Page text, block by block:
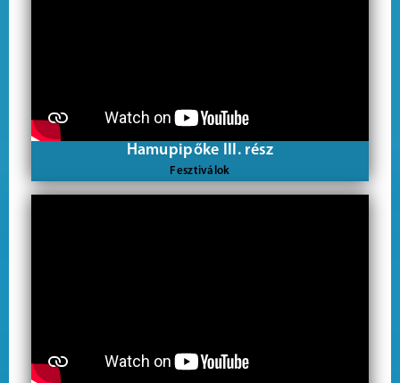
Hamupipőke III. rész
Fesztiválok